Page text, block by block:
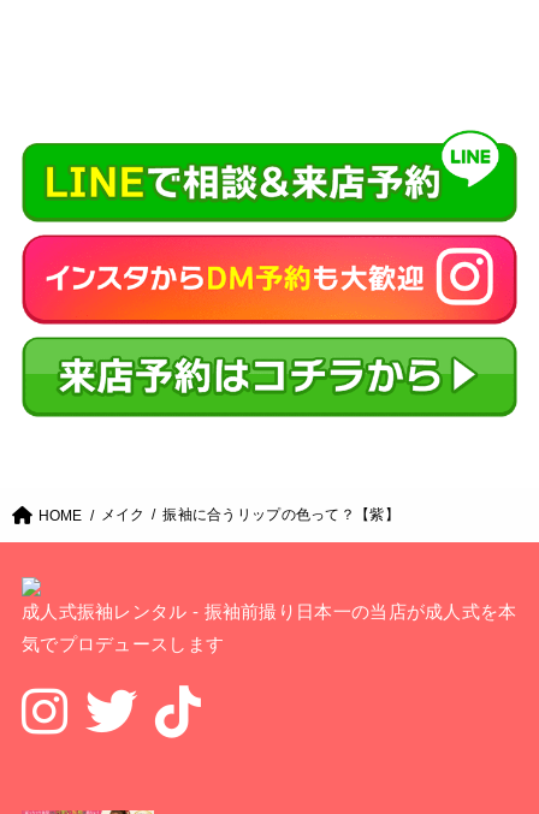
HOME メイク 振袖に合うリップの色って？【紫】
成人式振袖レンタル - 振袖前撮り日本一の当店が成人式を本
気でプロデュースします